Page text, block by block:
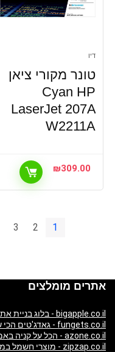
דיו
טונר מקורי ציאן
Cyan HP
LaserJet 207A
W2211A
₪309.00
1
2
3
אתרים מומלצים
bigapple.co.il - בלוג בניית אתרים
fungets.co.il - גאדג'טים הכי שווים
azone.co.il - הכל על קניה באמזון
zipzap.co.il - מוצרי חשמל במחירים הגיוניים